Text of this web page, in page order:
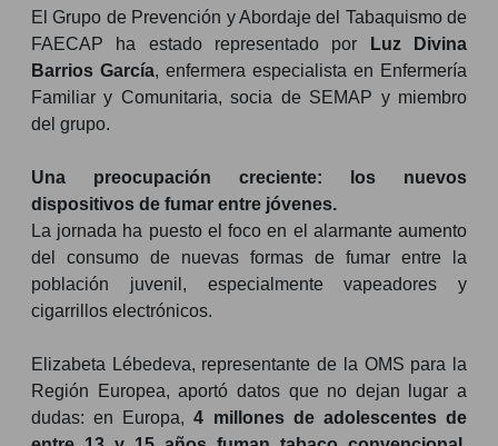
El Grupo de Prevención y Abordaje del Tabaquismo de
FAECAP ha estado representado por
Luz Divina
Barrios García, enfermera especialista en Enfermería
Familiar y Comunitaria, socia de SEMAP y miembro
del grupo.
Una preocupación creciente: los nuevos
dispositivos de fumar entre jóvenes.
La jornada ha puesto el foco en el alarmante aumento
del consumo de nuevas formas de fumar entre la
población juvenil, especialmente vapeadores y
cigarrillos electrónicos.
Elizabeta Lébedeva, representante de la OMS para la
Región Europea, aportó datos que no dejan lugar a
dudas: en Europa,4 millones de adolescentes de